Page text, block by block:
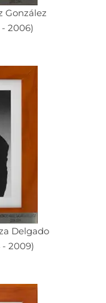
González
2006)
Delgado
2009)